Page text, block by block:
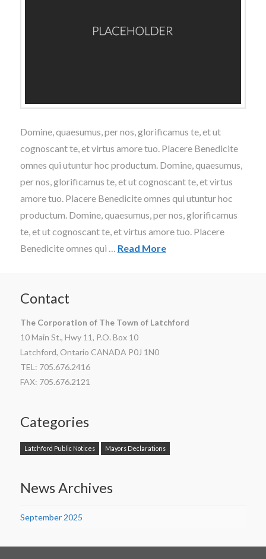
Domine, quaesumus, per nos, glorificamus te, et ut
cognoscant te, et virtus amore tuo. Placere Benedicite
omnes qui utuntur hoc productum. Domine, quaesumus,
per nos, glorificamus te, et ut cognoscant te, et virtus
amore tuo. Placere Benedicite omnes qui utuntur hoc
productum. Domine, quaesumus, per nos, glorificamus
te, et ut cognoscant te, et virtus amore tuo. Placere
Benedicite omnes qui … Read More
Contact
The Corporation of The Town of Latchford
10 Main St., Hwy 11, P.O. Box 10
Latchford, Ontario CANADA P0J 1N0
TEL: 705.676.2416
FAX: 705.676.2121
Categories
Latchford Public Notices Mayors Declarations
News Archives
September 2025